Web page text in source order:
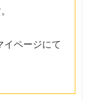
イページにて